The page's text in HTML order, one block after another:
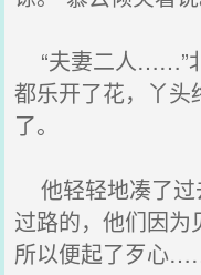
“夫妻二人……”
都乐开了花，丫头
了。
他轻轻地凑了过
过路的，他们因为
所以便起了歹心